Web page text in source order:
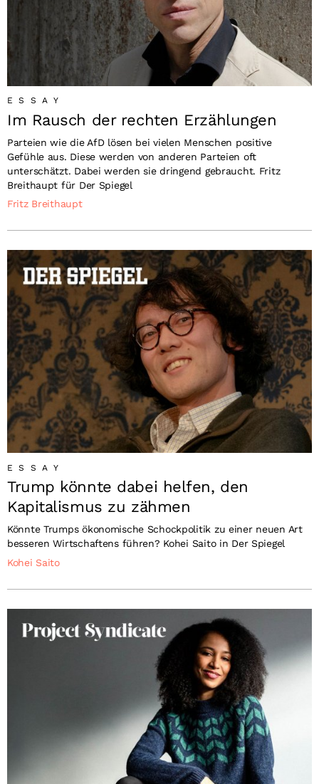
ESSAY
Im Rausch der rechten Erzählungen
Parteien wie die AfD lösen bei vielen Menschen positive
Gefühle aus. Diese werden von anderen Parteien oft
unterschätzt. Dabei werden sie dringend gebraucht. Fritz
Breithaupt für Der Spiegel
Fritz Breithaupt
ESSAY
Trump könnte dabei helfen, den
Kapitalismus zu zähmen
Könnte Trumps ökonomische Schockpolitik zu einer neuen Art
besseren Wirtschaftens führen? Kohei Saito in Der Spiegel
Kohei Saito